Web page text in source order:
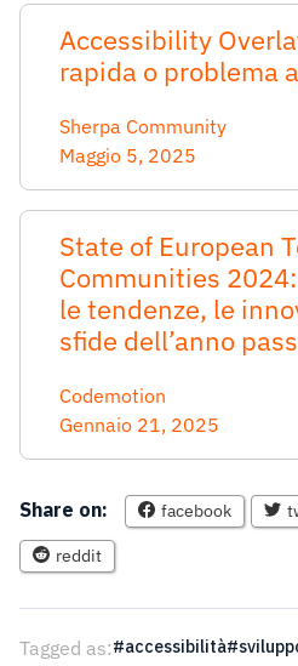
Accessibility
rapida o problema
Sherpa Community
Maggio 5, 2025
State of European
Communities
le tendenze, le
sfide dell’anno
Codemotion
Gennaio 21, 2025
Share on: facebook
reddit
Tagged as: accessibilità